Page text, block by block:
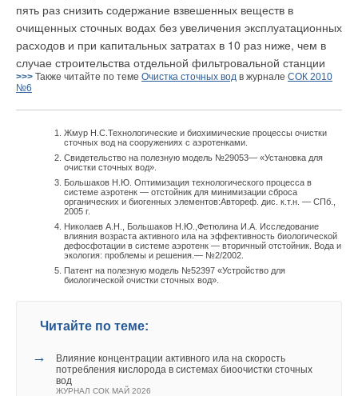
пять раз снизить содержание взвешенных веществ в
очищенных сточных водах без увеличения эксплуатационных
расходов и при капитальных затратах в 10 раз ниже, чем в
случае строительства отдельной фильтровальной станции
>>> Также читайте по теме Очистка сточных вод в журнале СОК 2010
№6
Жмур Н.С.Технологические и биохимические процессы очистки
сточных вод на сооружениях с аэротенками.
Свидетельство на полезную модель №29053— «Установка для
очистки сточных вод».
Большаков Н.Ю. Оптимизация технологического процесса в
системе аэротенк — отстойник для минимизации сброса
органических и биогенных элементов:Автореф. дис. к.т.н. — СПб.,
2005 г.
Николаев А.Н., Большаков Н.Ю.,Фетюлина И.А. Исследование
влияния возраста активного ила на эффективность биологической
дефосфотации в системе аэротенк — вторичный отстойник. Вода и
экология: проблемы и решения.— №2/2002.
Патент на полезную модель №52397 «Устройство для
биологической очистки сточных вод».
Читайте по теме:
→
Влияние концентрации активного ила на скорость
потребления кислорода в системах биоочистки сточных
вод
ЖУРНАЛ СОК МАЙ 2026